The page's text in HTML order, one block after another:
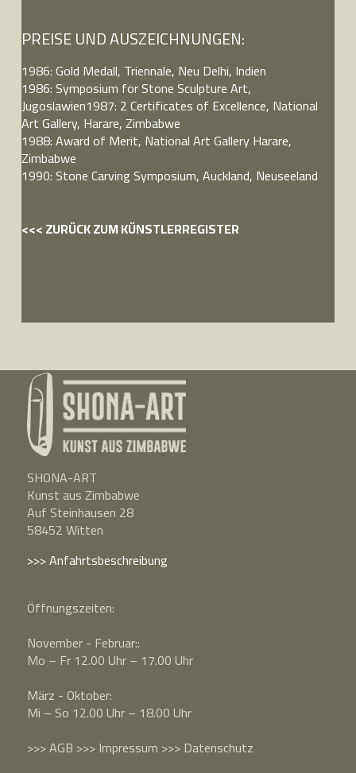
PREISE UND AUSZEICHNUNGEN:
1986: Gold Medall, Triennale, Neu Delhi, Indien
1986: Symposium for Stone Sculpture Art,
Jugoslawien1987: 2 Certificates of Excellence, National
Art Gallery, Harare, Zimbabwe
1988: Award of Merit, National Art Gallery Harare,
Zimbabwe
1990: Stone Carving Symposium, Auckland, Neuseeland
<<< ZURÜCK ZUM KÜNSTLERREGISTER
SHONA-ART
Kunst aus Zimbabwe
Auf Steinhausen 28
58452 Witten
>>> Anfahrtsbeschreibung
Öffnungszeiten:
November - Februar::
Mo – Fr 12.00 Uhr – 17.00 Uhr
März - Oktober:
Mi – So 12.00 Uhr – 18.00 Uhr
>>>AGB >>>Impressum >>>Datenschutz